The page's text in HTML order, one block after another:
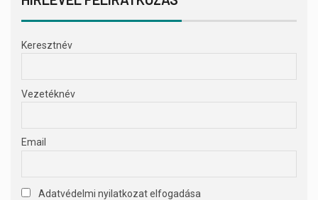
Keresztnév
Vezetéknév
Email
Adatvédelmi nyilatkozat elfogadása